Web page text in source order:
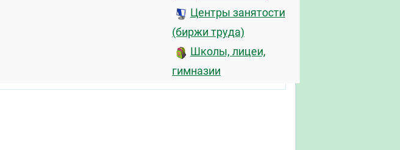
Центры занятости
(биржи труда)
Школы, лицеи,
гимназии